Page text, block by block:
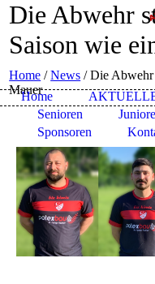
Home
Senioren
Sponsoren
Die Abwehr
Saison wie
Home /News /Die Abwehr
Mauer